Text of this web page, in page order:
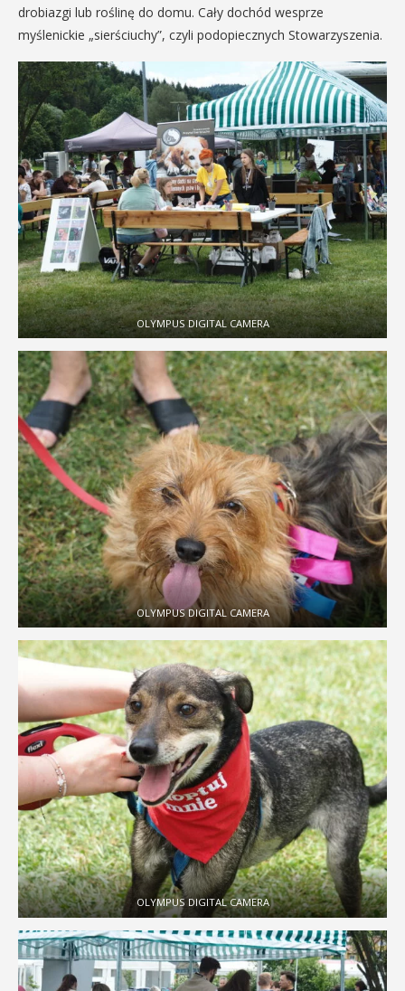
drobiazgi lub roślinę do domu. Cały dochód wesprze
myślenickie „sierściuchy”, czyli podopiecznych Stowarzyszenia.
OLYMPUS DIGITAL CAMERA
OLYMPUS DIGITAL CAMERA
OLYMPUS DIGITAL CAMERA